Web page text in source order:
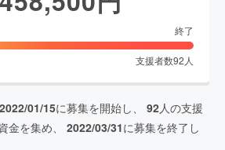
終了
支援者数92 人
2022/01/15に募集を開始し、 92人の支援
金を集め、 2022/03/31に募集を終了し